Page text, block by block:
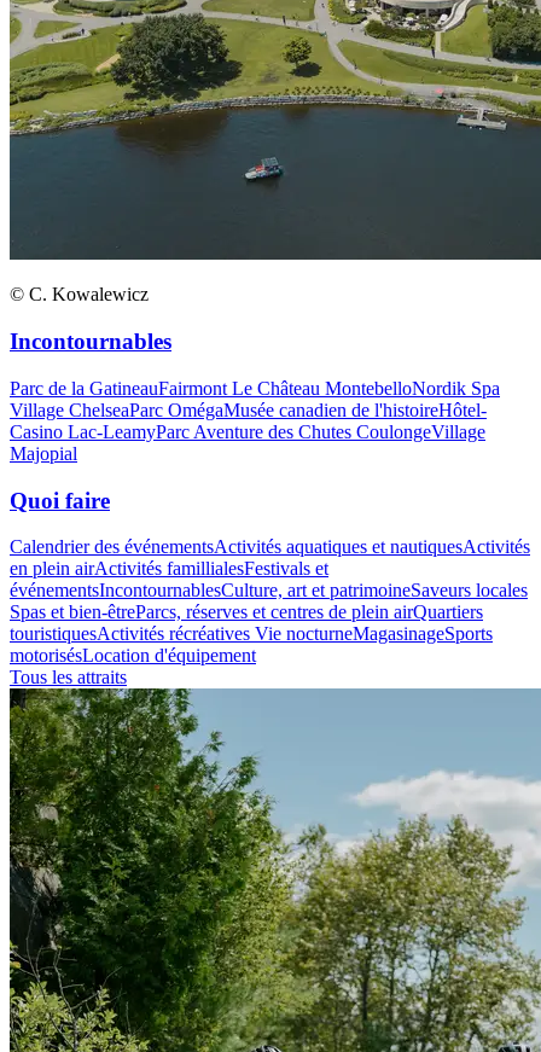
© C. Kowalewicz
Incontournables
Parc de la GatineauFairmont Le Château MontebelloNordik Spa
Village ChelseaParc OmégaMusée canadien de l'histoireHôtel-
Casino Lac-LeamyParc Aventure des Chutes CoulongeVillage
Majopial
Quoi faire
Calendrier des événementsActivités aquatiques et nautiquesActivités
en plein airActivités famillialesFestivals et
événementsIncontournablesCulture, art et patrimoineSaveurs locales
Spas et bien-êtreParcs, réserves et centres de plein airQuartiers
touristiquesActivités récréatives Vie nocturneMagasinageSports
motorisésLocation d'équipement
Tous les attraits